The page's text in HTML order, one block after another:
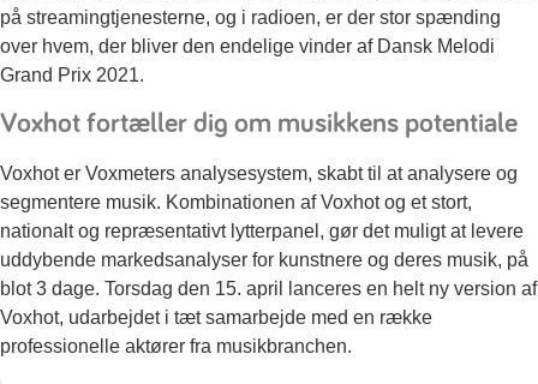
på streamingtjenesterne, og i radioen, er der stor spænding
over hvem, der bliver den endelige vinder af Dansk Melodi
Grand Prix 2021.
Voxhot fortæller dig om musikkens potentiale
Voxhot er Voxmeters analysesystem, skabt til at analysere og
segmentere musik. Kombinationen af Voxhot og et stort,
nationalt og repræsentativt lytterpanel, gør det muligt at levere
uddybende markedsanalyser for kunstnere og deres musik, på
blot 3 dage. Torsdag den 15. april lanceres en helt ny version af
Voxhot, udarbejdet i tæt samarbejde med en række
professionelle aktører fra musikbranchen.